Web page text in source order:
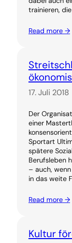
trainieren,
Read more →
17. Juli 2018
Der
einer
Sportart
spätere
Berufsleben
– auch,
in das weite
Read more →
Kultur